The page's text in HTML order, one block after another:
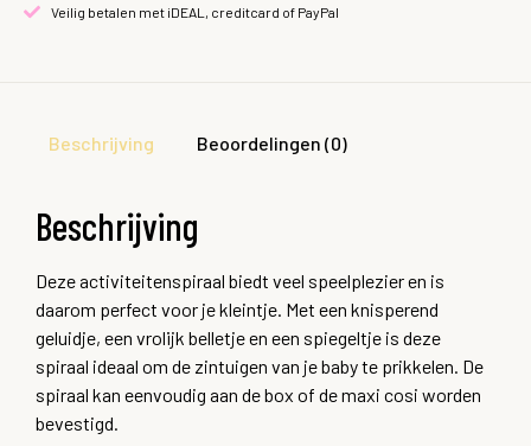
Veilig betalen met iDEAL, creditcard of PayPal
Beschrijving Beoordelingen (0)
Beschrijving
Deze activiteitenspiraal biedt veel speelplezier en is
daarom perfect voor je kleintje. Met een knisperend
geluidje, een vrolijk belletje en een spiegeltje is deze
spiraal ideaal om de zintuigen van je baby te prikkelen. De
spiraal kan eenvoudig aan de box of de maxi cosi worden
bevestigd.